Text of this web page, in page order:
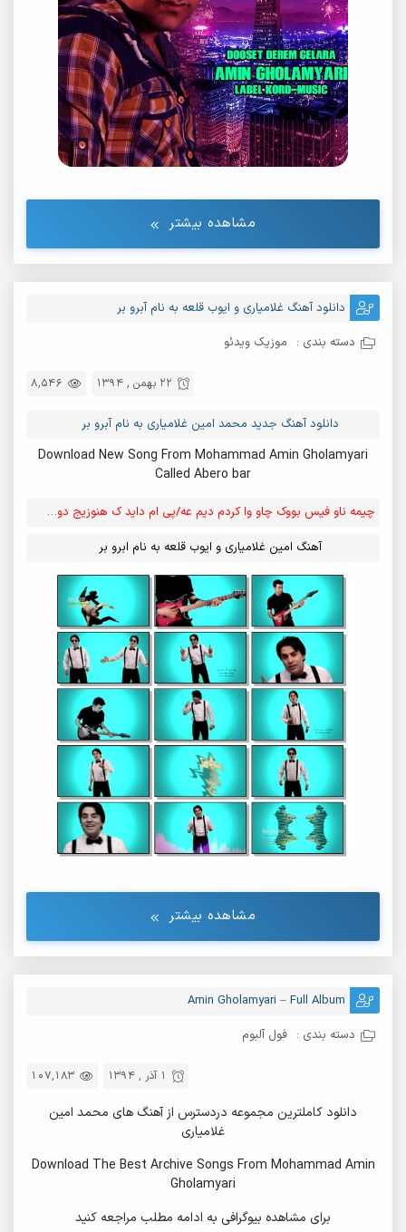
مشاهده بیشتر
دانلود آهنگ غلامیاری و ایوب قلعه به نام آبرو بر
دسته بندی : موزیک ویدئو
8,546 22 بهمن , 1394
دانلود آهنگ جدید محمد امین غلامیاری به نام آبرو بر
Download New Song From Mohammad Amin Gholamyari
Called Abero bar
چیمه ناو فیس بووک چاو وا کردم دیم عه/پی ام داید ک هنوزیج دوسم دیریدن
آهنگ امین غلامیاری و ایوب قلعه به نام ابرو بر
مشاهده بیشتر
Amin Gholamyari – Full Album
دسته بندی : فول آلبوم
107,183 1 آذر , 1394
دانلود کاملترین مجموعه دردسترس از آهنگ های محمد امین
غلامیاری
Download The Best Archive Songs From Mohammad Amin
Gholamyari
برای مشاهده بیوگرافی به ادامه مطلب مراجعه کنید